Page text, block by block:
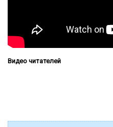
Видео читателей